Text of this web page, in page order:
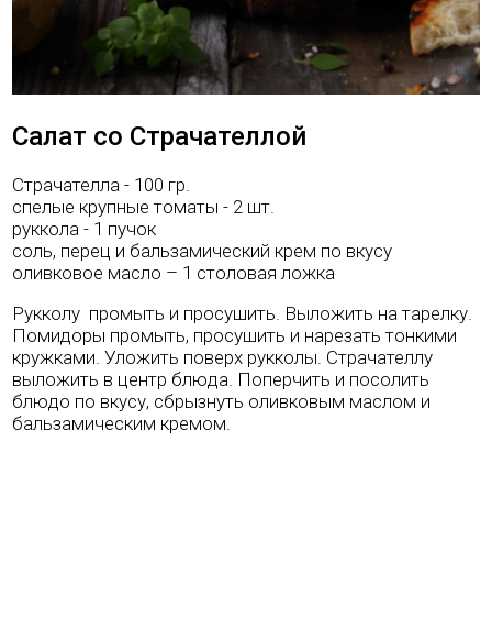
Салат со Страчателлой
Страчателла - 100 гр.
спелые крупные томаты - 2 шт.
руккола - 1 пучок
соль, перец и бальзамический крем по вкусу
оливковое масло – 1 столовая ложка
Рукколу промыть и просушить. Выложить на тарелку.
Помидоры промыть, просушить и нарезать тонкими
кружками. Уложить поверх рукколы. Страчателлу
выложить в центр блюда. Поперчить и посолить
блюдо по вкусу, сбрызнуть оливковым маслом и
бальзамическим кремом.